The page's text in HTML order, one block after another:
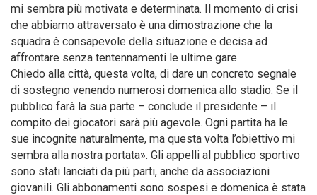
mi sembra più motivata e determinata. Il momento di crisi
che abbiamo attraversato è una dimostrazione che la
squadra è consapevole della situazione e decisa ad
affrontare senza tentennamenti le ultime gare.
Chiedo alla città, questa volta, di dare un concreto segnale
di sostegno venendo numerosi domenica allo stadio. Se il
pubblico farà la sua parte – conclude il presidente – il
compito dei giocatori sarà più agevole. Ogni partita ha le
sue incognite naturalmente, ma questa volta l’obiettivo mi
sembra alla nostra portata». Gli appelli al pubblico sportivo
sono stati lanciati da più parti, anche da associazioni
giovanili. Gli abbonamenti sono sospesi e domenica è stata